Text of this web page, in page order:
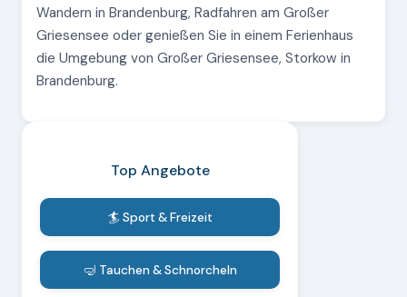
Wandern in Brandenburg, Radfahren am Großer
Griesensee oder genießen Sie in einem Ferienhaus
die Umgebung von Großer Griesensee, Storkow in
Brandenburg.
Top Angebote
🏄 Sport & Freizeit
🤿 Tauchen & Schnorcheln